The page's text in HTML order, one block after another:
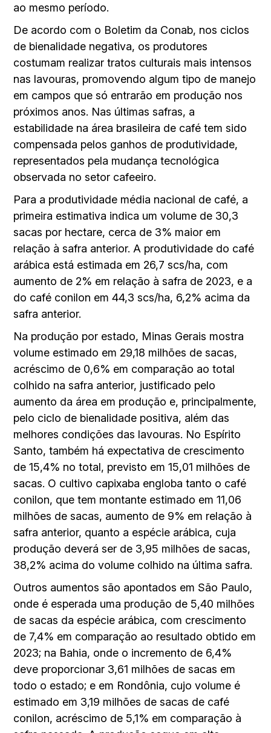
ao mesmo período.
De acordo com o Boletim da Conab, nos ciclos
de bienalidade negativa, os produtores
costumam realizar tratos culturais mais intensos
nas lavouras, promovendo algum tipo de manejo
em campos que só entrarão em produção nos
próximos anos. Nas últimas safras, a
estabilidade na área brasileira de café tem sido
compensada pelos ganhos de produtividade,
representados pela mudança tecnológica
observada no setor cafeeiro.
Para a produtividade média nacional de café, a
primeira estimativa indica um volume de 30,3
sacas por hectare, cerca de 3% maior em
relação à safra anterior. A produtividade do café
arábica está estimada em 26,7 scs/ha, com
aumento de 2% em relação à safra de 2023, e a
do café conilon em 44,3 scs/ha, 6,2% acima da
safra anterior.
Na produção por estado, Minas Gerais mostra
volume estimado em 29,18 milhões de sacas,
acréscimo de 0,6% em comparação ao total
colhido na safra anterior, justificado pelo
aumento da área em produção e, principalmente,
pelo ciclo de bienalidade positiva, além das
melhores condições das lavouras. No Espírito
Santo, também há expectativa de crescimento
de 15,4% no total, previsto em 15,01 milhões de
sacas. O cultivo capixaba engloba tanto o café
conilon, que tem montante estimado em 11,06
milhões de sacas, aumento de 9% em relação à
safra anterior, quanto a espécie arábica, cuja
produção deverá ser de 3,95 milhões de sacas,
38,2% acima do volume colhido na última safra.
Outros aumentos são apontados em São Paulo,
onde é esperada uma produção de 5,40 milhões
de sacas da espécie arábica, com crescimento
de 7,4% em comparação ao resultado obtido em
2023; na Bahia, onde o incremento de 6,4%
deve proporcionar 3,61 milhões de sacas em
todo o estado; e em Rondônia, cujo volume é
estimado em 3,19 milhões de sacas de café
conilon, acréscimo de 5,1% em comparação à